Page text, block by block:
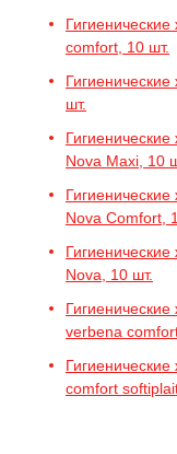
comfort, 10 шт.
шт.
Nova Maxi, 10
Nova Comfort,
Nova, 10 шт.
verbena
comfort